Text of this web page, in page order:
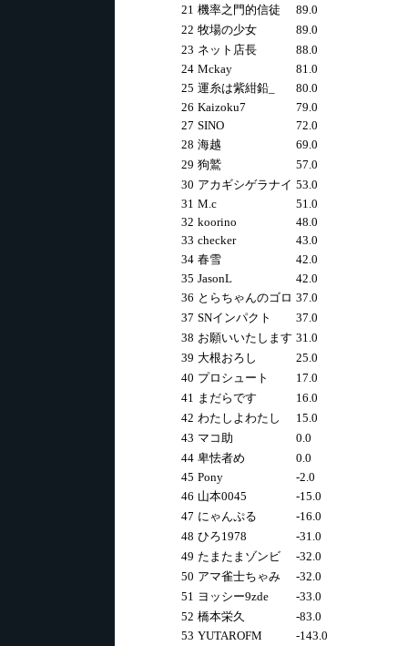
21 機率之門的信徒
89.0
22 牧場の少女
89.0
23 ネット店長
88.0
24 Mckay
81.0
25 運糸は紫紺鉛_
80.0
26 Kaizoku7
79.0
27 SINO
72.0
28 海越
69.0
29 狗鷲
57.0
30 アカギシゲラナイ 53.0
31 M.c
51.0
32 koorino
48.0
33 checker
43.0
34 春雪
42.0
35 JasonL
42.0
36 とらちゃんのゴロ 37.0
37 SNインパクト
37.0
38 お願いいたします 31.0
39 大根おろし
25.0
40 プロシュート
17.0
41 まだらです
16.0
42 わたしよわたし
15.0
43 マコ助
0.0
44 卑怯者め
0.0
45 Pony
-2.0
46 山本0045
-15.0
47 にゃんぷる
-16.0
48 ひろ1978
-31.0
49 たまたまゾンビ
-32.0
50 アマ雀士ちゃみ
-32.0
51 ヨッシー9zde
-33.0
52 橋本栄久
-83.0
53 YUTAROFM
-143.0